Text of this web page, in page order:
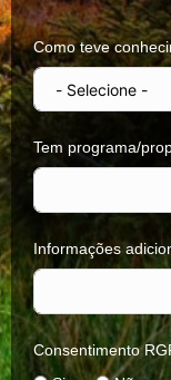
Como teve
Tem programa/
Informações
Consentimento